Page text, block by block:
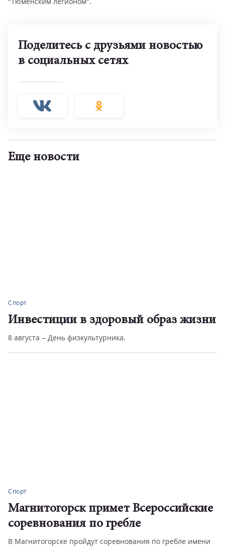
Поделитесь с друзьями новостью
в социальных сетях
Еще новости
Спорт
Инвестиции в здоровый образ жизни
8 августа – День физкультурника.
Спорт
Магнитогорск примет Всероссийские
соревнования по гребле
В Магнитогорске пройдут соревнования по гребле имени